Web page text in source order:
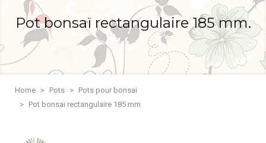
Pot bonsaï rectangulaire 185 mm.
Home Pots
Pots pour bonsai
Pot bonsaï rectangulaire 185 mm.